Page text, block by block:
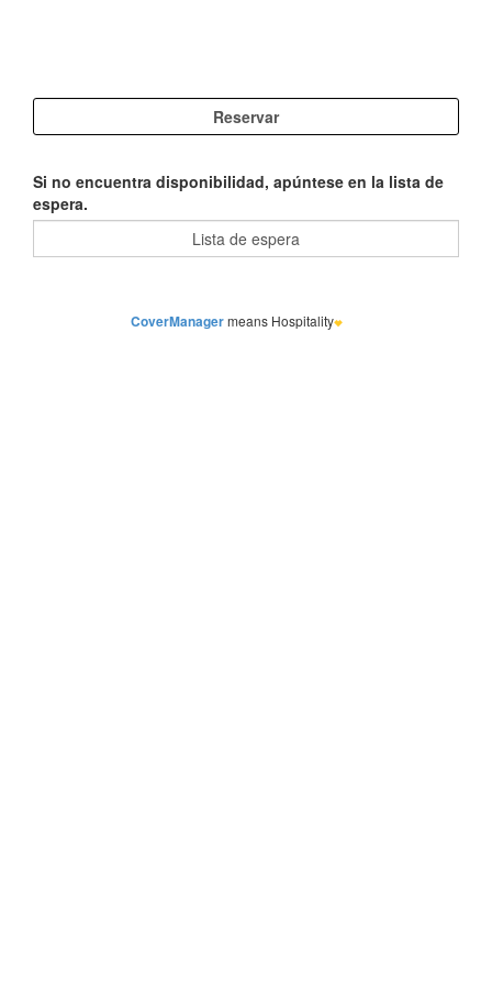
Si no encuentra disponibilidad, apúntese en la lista de
espera.
CoverManagermeans Hospitality